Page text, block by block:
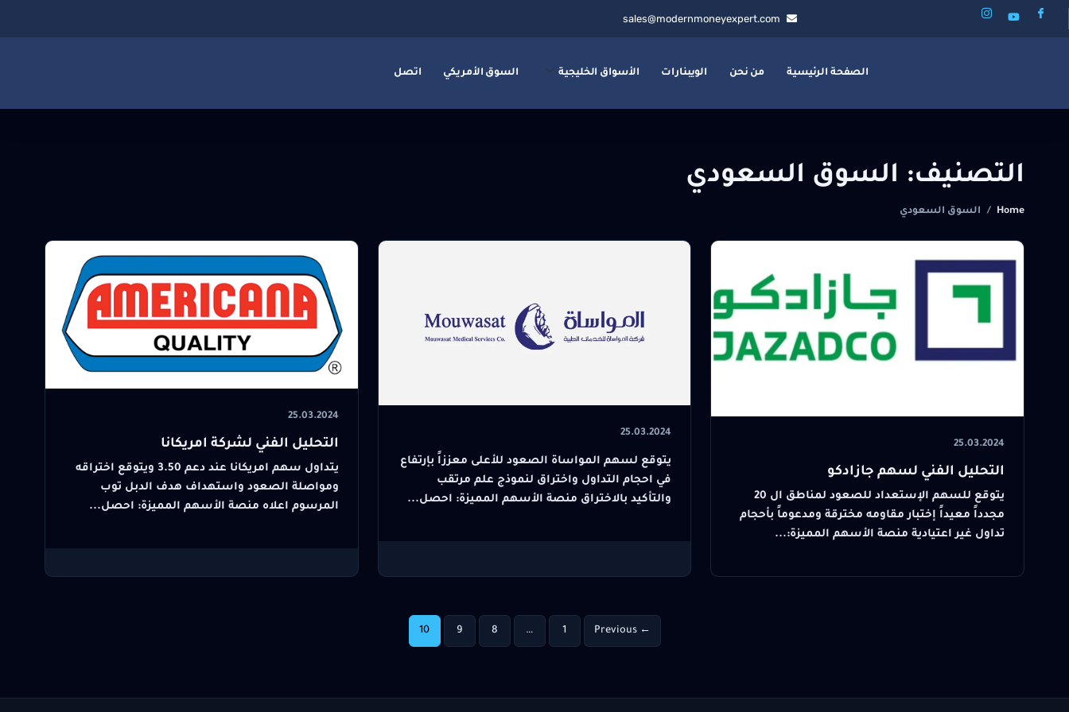
sales@modernmoneyexpert.com
الصفحة الرئيسية من نحن الويبنارات الأسواق الخليجية السوق الأمريكي اتصل
التصنيف: السوق السعودي
Home
/ السوق السعودي
25.03.2024
التحليل الفني لسهم جازادكو
يتوقع للسهم الإستعداد للصعود لمناطق ال 20
مجدداً معيداً إختبار مقاومه مخترقة ومدعوماً بأحجام
تداول غير اعتيادية منصة الأسهم المميزة:...
25.03.2024
يتوقع لسهم المواساة الصعود للأعلى معززاً بإرتفاع
في احجام التداول واختراق لنموذج علم مرتقب
والتأكيد بالاختراق منصة الأسهم المميزة: احصل...
25.03.2024
التحليل الفني لشركة امريكانا
يتداول سهم امريكانا عند دعم 3.50 ويتوقع اختراقه
ومواصلة الصعود واستهداف هدف الدبل توب
المرسوم اعلاه منصة الأسهم المميزة: احصل...
← Previous
1
…
8
9
10